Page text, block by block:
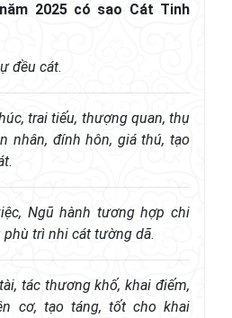
2025 có sao Cát Tinh
đều cát.
trai tiếu, thượng quan, thụ
nhân, đính hôn, giá thú, tạo
.
Ngũ hành tương hợp chi
trì nhi cát tường dã.
tác thương khố, khai điếm,
cơ, tạo táng, tốt cho khai